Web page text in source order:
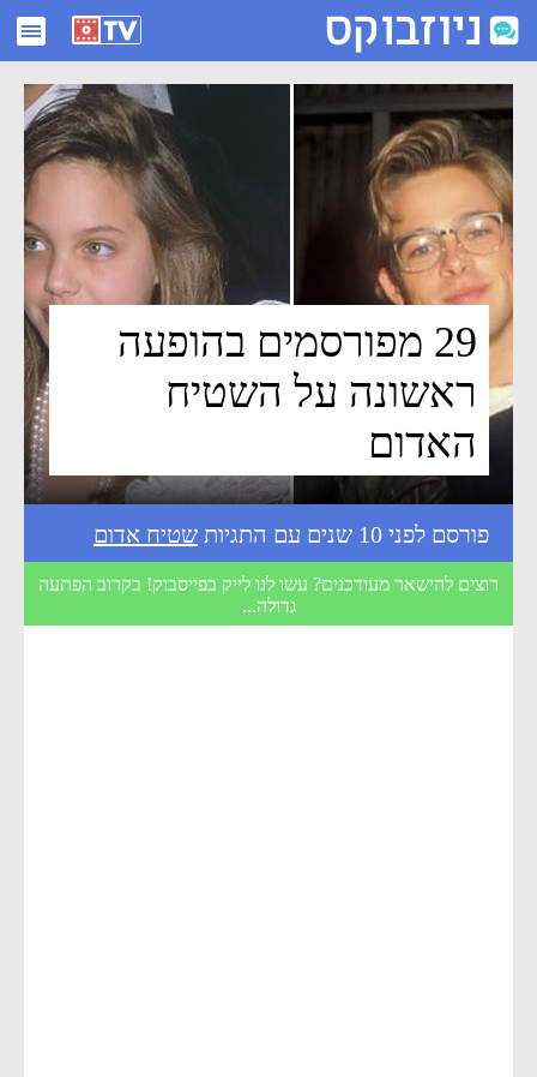
29 מפורסמים בהופעה ראשונה על השטיח האדום - ניוזבוקס
29 מפורסמים בהופעה
ראשונה על השטיח
האדום
פורסם לפני 10 שנים עם התגיות שטיח אדום
רוצים להישאר מעודכנים? עשו לנו לייק בפייסבוק! בקרוב הפתעה
גדולה...